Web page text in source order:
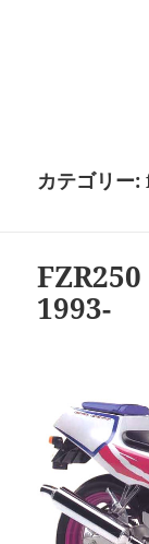
カテゴリー:
1993-